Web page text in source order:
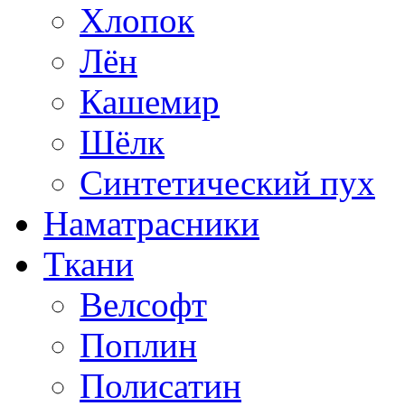
Хлопок
Лён
Кашемир
Шёлк
Синтетический пух
Наматрасники
Ткани
Велсофт
Поплин
Полисатин